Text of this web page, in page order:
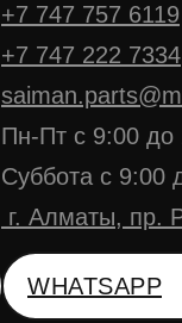
+7 747 757 6119
+7 747 222 7334
Пн-Пт с 9:00 до
Суббота с 9:00
г. Алматы, пр.
WHATSAPP